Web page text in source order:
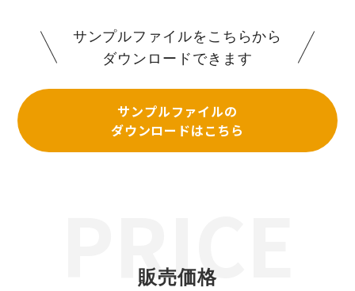
サンプルファイルをこちらから
ダウンロードできます
サンプルファイルの
ダウンロードはこちら
販売価格